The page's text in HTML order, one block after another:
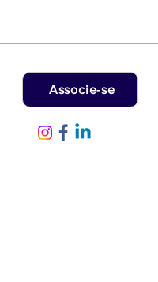
Associe-se